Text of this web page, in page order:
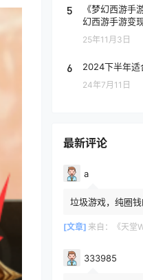
5
《梦幻西游手
幻西游手游变
25年11月3日
6 2024下半年适
24年7月11日
最新评论
a
垃圾游戏，纯圈
浪费电费，就跟
[文章] 来自： 《天堂W》国
333985